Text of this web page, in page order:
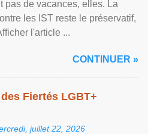
pas de vacances, elles. La
les IST reste le préservatif,
l'article ...
CONTINUER »
Fiertés LGBT+
juillet 22, 2026